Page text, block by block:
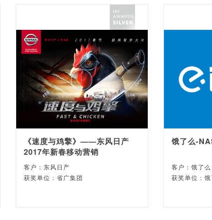
《速度与鸡擎》——东风日产
2017年新春移动营销
客户：东风日产
获奖单位：省广集团
饿了么-
客户：饿了么
获奖单位：饿